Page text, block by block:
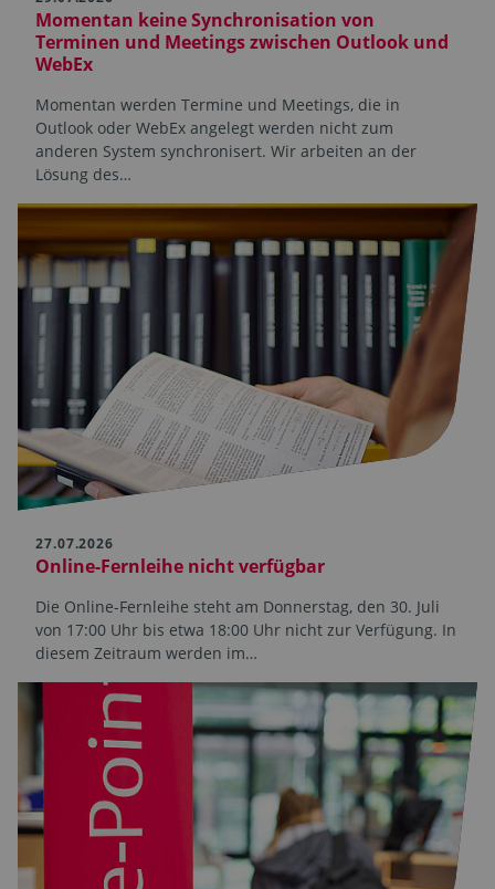
Momentan keine Synchronisation von
Terminen und Meetings zwischen Outlook und
WebEx
Momentan werden Termine und Meetings, die in
Outlook oder WebEx angelegt werden nicht zum
anderen System synchronisert. Wir arbeiten an der
Lösung des…
27.07.2026
Online-Fernleihe nicht verfügbar
Die Online-Fernleihe steht am Donnerstag, den 30. Juli
von 17:00 Uhr bis etwa 18:00 Uhr nicht zur Verfügung. In
diesem Zeitraum werden im…